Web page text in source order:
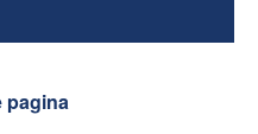
pagina